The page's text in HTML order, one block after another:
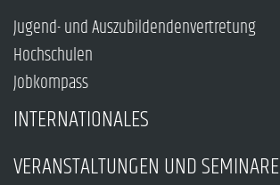
Jugend- und Auszubildendenvertretung
Hochschulen
Jobkompass
INTERNATIONALES
VERANSTALTUNGEN UND SEMINARE